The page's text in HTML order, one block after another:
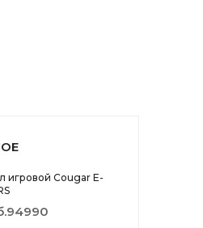
игровой Cougar E-